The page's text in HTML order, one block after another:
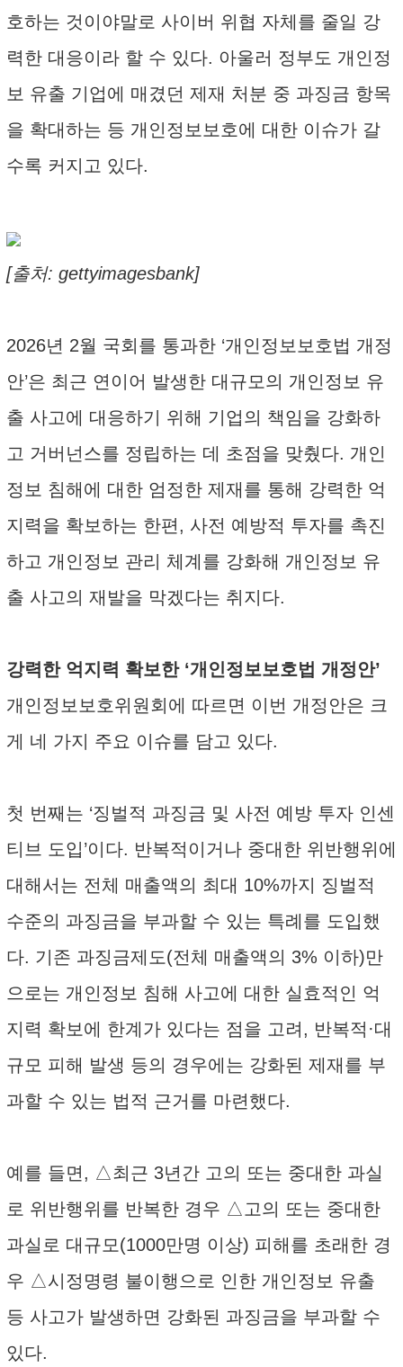
호하는 것이야말로 사이버 위협 자체를 줄일 강
력한 대응이라 할 수 있다. 아울러 정부도 개인정
보 유출 기업에 매겼던 제재 처분 중 과징금 항목
을 확대하는 등 개인정보보호에 대한 이슈가 갈
수록 커지고 있다.
[출처: gettyimagesbank]
2026년 2월 국회를 통과한 ‘개인정보보호법 개정
안’은 최근 연이어 발생한 대규모의 개인정보 유
출 사고에 대응하기 위해 기업의 책임을 강화하
고 거버넌스를 정립하는 데 초점을 맞췄다. 개인
정보 침해에 대한 엄정한 제재를 통해 강력한 억
지력을 확보하는 한편, 사전 예방적 투자를 촉진
하고 개인정보 관리 체계를 강화해 개인정보 유
출 사고의 재발을 막겠다는 취지다.
강력한 억지력 확보한 ‘개인정보보호법 개정안’
개인정보보호위원회에 따르면 이번 개정안은 크
게 네 가지 주요 이슈를 담고 있다.
첫 번째는 ‘징벌적 과징금 및 사전 예방 투자 인센
티브 도입’이다. 반복적이거나 중대한 위반행위에
대해서는 전체 매출액의 최대 10%까지 징벌적
수준의 과징금을 부과할 수 있는 특례를 도입했
다. 기존 과징금제도(전체 매출액의 3% 이하)만
으로는 개인정보 침해 사고에 대한 실효적인 억
지력 확보에 한계가 있다는 점을 고려, 반복적·대
규모 피해 발생 등의 경우에는 강화된 제재를 부
과할 수 있는 법적 근거를 마련했다.
예를 들면, △최근 3년간 고의 또는 중대한 과실
로 위반행위를 반복한 경우 △고의 또는 중대한
과실로 대규모(1000만명 이상) 피해를 초래한 경
우 △시정명령 불이행으로 인한 개인정보 유출
등 사고가 발생하면 강화된 과징금을 부과할 수
있다.